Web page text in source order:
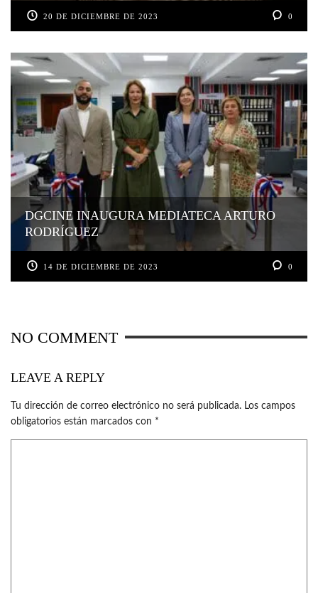
20 DE DICIEMBRE DE 2023 0
DGCINE INAUGURA MEDIATECA ARTURO
RODRÍGUEZ
14 DE DICIEMBRE DE 2023 0
NO COMMENT
LEAVE A REPLY
Tu dirección de correo electrónico no será publicada. Los campos
obligatorios están marcados con *